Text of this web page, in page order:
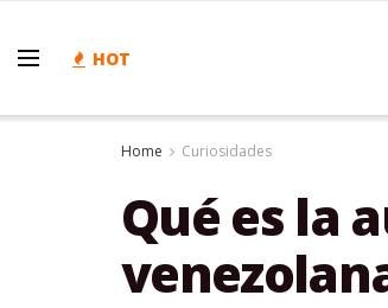
HOT
Home Curiosidades
Qué es la